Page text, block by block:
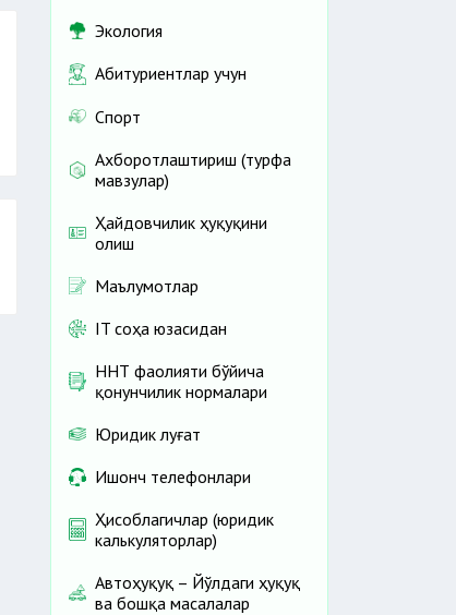
Экология
Абитуриентлар учун
Спорт
Ахборотлаштириш (турфа
мавзулар)
Ҳайдовчилик ҳуқуқини
олиш
Маълумотлар
IT соҳа юзасидан
ННТ фаолияти бўйича
қонунчилик нормалари
Юридик луғат
Ишонч телефонлари
Ҳисоблагичлар (юридик
калькуляторлар)
Автоҳуқуқ – Йўлдаги ҳуқуқ
ва бошқа масалалар